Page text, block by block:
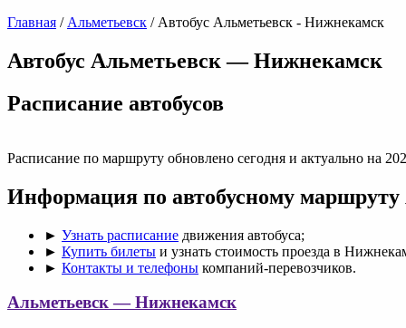
Главная / Альметьевск / Автобус Альметьевск - Нижнекамск
Автобус Альметьевск — Нижнекамск
Раcписание автобусов
Расписание по маршруту обновлено сегодня и актуально на
Информация по автобусному
► Узнать расписание движения автобуса;
► Купить билеты и узнать стоимость проезда в
► Контакты и телефоны компаний-перевозчиков.
Альметьевск — Нижнекамск